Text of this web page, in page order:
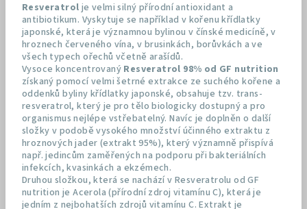
Resveratrol je velmi silný přírodní antioxidant a
antibiotikum. Vyskytuje se například v kořenu křídlatky
japonské, která je významnou bylinou v čínské medicíně, v
hroznech červeného vína, v brusinkách, borůvkách a ve
všech typech ořechů včetně arašídů.
Vysoce koncentrovaný Resveratrol 98% od GF nutrition
získaný pomocí velmi šetrné extrakce ze suchého kořene a
oddenků byliny křídlatky japonské, obsahuje tzv. trans-
resveratrol, který je pro tělo biologicky dostupný a pro
organismus nejlépe vstřebatelný. Navíc je doplněn o další
složky v podobě vysokého množství účinného extraktu z
hroznových jader (extrakt 95%), který významně přispívá
např. jedincům zaměřených na podporu při bakteriálních
infekcích, kvasinkách a ekzémech.
Druhou složkou, která se nachází v Resveratrolu od GF
nutrition je Acerola (přírodní zdroj vitamínu C), která je
jedním z nejbohatších zdrojů vitamínu C. Extrakt je